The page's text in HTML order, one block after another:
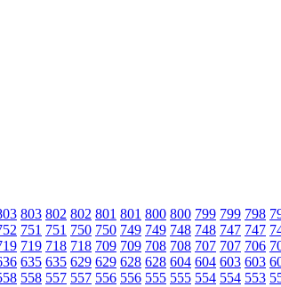
803 802 802 801 801 800 800 799 799 798
751 751 750 750 749 749 748 748 747 747
719 718 718 709 709 708 708 707 707 706
635 635 629 629 628 628 604 604 603 603
558 557 557 556 556 555 555 554 554 553